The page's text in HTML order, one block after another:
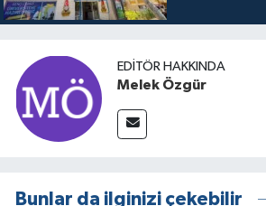
EDITÖR HAKKINDA
Melek Özgür
Bunlar da ilginizi çekebilir